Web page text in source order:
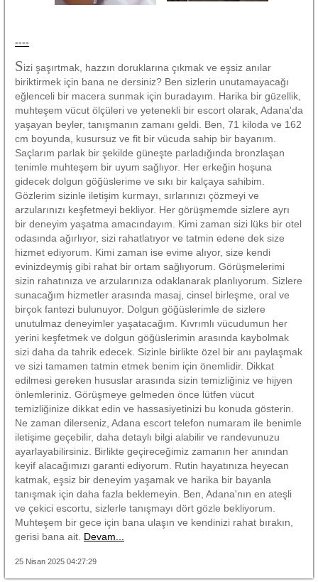
----
Sizi şaşırtmak, hazzın doruklarına çıkmak ve eşsiz anılar
biriktirmek için bana ne dersiniz? Ben sizlerin unutamayacağı
eğlenceli bir macera sunmak için buradayım. Harika bir güzellik,
muhteşem vücut ölçüleri ve yetenekli bir escort olarak, Adana'da
yaşayan beyler, tanışmanın zamanı geldi. Ben, 71 kiloda ve 162
cm boyunda, kusursuz ve fit bir vücuda sahip bir bayanım.
Saçlarım parlak bir şekilde güneşte parladığında bronzlaşan
tenimle muhteşem bir uyum sağlıyor. Her erkeğin hoşuna
gidecek dolgun göğüslerime ve sıkı bir kalçaya sahibim.
Gözlerim sizinle iletişim kurmayı, sırlarınızı çözmeyi ve
arzularınızı keşfetmeyi bekliyor. Her görüşmemde sizlere ayrı
bir deneyim yaşatma amacındayım. Kimi zaman sizi lüks bir otel
odasında ağırlıyor, sizi rahatlatıyor ve tatmin edene dek size
hizmet ediyorum. Kimi zaman ise evime alıyor, size kendi
evinizdeymiş gibi rahat bir ortam sağlıyorum. Görüşmelerimi
sizin rahatınıza ve arzularınıza odaklanarak planlıyorum. Sizlere
sunacağım hizmetler arasında masaj, cinsel birleşme, oral ve
birçok fantezi bulunuyor. Dolgun göğüslerimle de sizlere
unutulmaz deneyimler yaşatacağım. Kıvrımlı vücudumun her
yerini keşfetmek ve dolgun göğüslerimin arasında kaybolmak
sizi daha da tahrik edecek. Sizinle birlikte özel bir anı paylaşmak
ve sizi tamamen tatmin etmek benim için önemlidir. Dikkat
edilmesi gereken hususlar arasında sizin temizliğiniz ve hijyen
önlemleriniz. Görüşmeye gelmeden önce lütfen vücut
temizliğinize dikkat edin ve hassasiyetinizi bu konuda gösterin.
Ne zaman dilerseniz, Adana escort telefon numaram ile benimle
iletişime geçebilir, daha detaylı bilgi alabilir ve randevunuzu
ayarlayabilirsiniz. Birlikte geçireceğimiz zamanın her anından
keyif alacağımızı garanti ediyorum. Rutin hayatınıza heyecan
katmak, eşsiz bir deneyim yaşamak ve harika bir bayanla
tanışmak için daha fazla beklemeyin. Ben, Adana'nın en ateşli
ve çekici escortu, sizlerle tanışmayı dört gözle bekliyorum.
Muhteşem bir gece için bana ulaşın ve kendinizi rahat bırakın,
gerisi bana ait. Devam...
25 Nisan 2025 04:27:29